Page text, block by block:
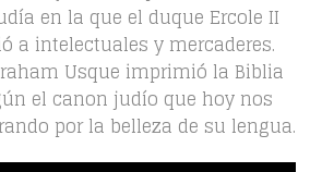
en la que el duque Ercole II
a intelectuales y mercaderes.
Usque imprimió la Biblia
el canon judío que hoy nos
por la belleza de su lengua.